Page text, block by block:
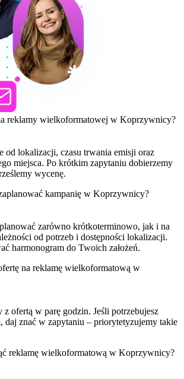
reklamy wielkoformatowej w Koprzywnicy?
od lokalizacji, czasu trwania emisji oraz
miejsca. Po krótkim zapytaniu dobierzemy
wycenę.
kampanię w Koprzywnicy?
zarówno krótkoterminowo, jak i na
od potrzeb i dostępności lokalizacji.
harmonogram do Twoich założeń.
na reklamę wielkoformatową w
z ofertą w parę godzin. Jeśli potrzebujesz
daj znać w zapytaniu – priorytetyzujemy takie
reklamę wielkoformatową w Koprzywnicy?